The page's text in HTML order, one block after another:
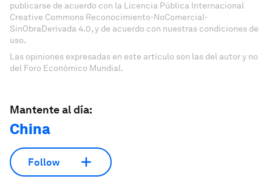
publicarse de acuerdo con la Licencia Pública Internacional
Creative Commons Reconocimiento-NoComercial-
SinObraDerivada 4.0, y de acuerdo con nuestras condiciones de
uso.
Las opiniones expresadas en este artículo son las del autor y no
del Foro Económico Mundial.
Mantente al día:
China
Follow